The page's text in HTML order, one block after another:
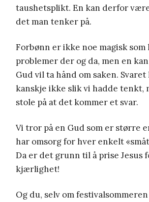
taushetsplikt. En kan derfor
det man tenker på.
Forbønn er ikke noe magisk som
problemer der og da, men en
Gud vil ta hånd om saken.
kanskje ikke slik vi hadde tenkt,
stole på at det kommer et svar.
Vi tror på en Gud som er større
har omsorg forhver enkelt
Da er det grunn til å prise Jesus
kjærlighet!
Og du, selv om